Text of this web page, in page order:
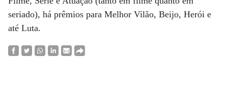
seriado), há prêmios para Melhor Vilão, Beijo, Herói e
até Luta.